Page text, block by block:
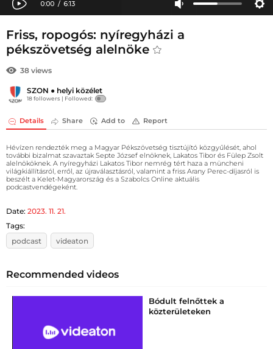
Friss, ropogós: nyíregyházi a
pékszövetség alelnöke
38 views
SZON ● helyi közélet
18 followers | Followed:
Details Share Add to Report
Hévízen rendezték meg a Magyar Pékszövetség tisztújító közgyűlését, ahol
további bizalmat szavaztak Septe József elnöknek, Lakatos Tibor és Fülep Zsolt
alelnököknek. A nyíregyházi Lakatos Tibor nemrég tért haza a müncheni
világkiállításról, erről, az újraválasztásról, valamint a friss Arany Perec-díjasról is
beszélt a Kelet-Magyarország és a Szabolcs Online aktuális
podcastvendégeként.
Date: 2023. 11. 21.
Tags:
podcast
videaton
Recommended videos
Bódult felnőttek a
közterületeken